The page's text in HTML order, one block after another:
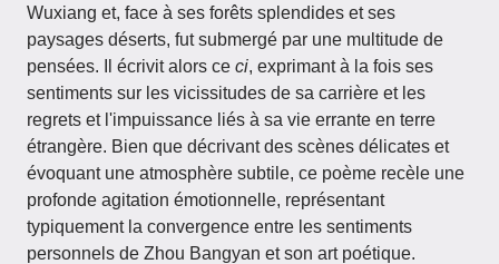
Wuxiang et, face à ses forêts splendides et ses
paysages déserts, fut submergé par une multitude de
pensées. Il écrivit alors ce ci, exprimant à la fois ses
sentiments sur les vicissitudes de sa carrière et les
regrets et l'impuissance liés à sa vie errante en terre
étrangère. Bien que décrivant des scènes délicates et
évoquant une atmosphère subtile, ce poème recèle une
profonde agitation émotionnelle, représentant
typiquement la convergence entre les sentiments
personnels de Zhou Bangyan et son art poétique.